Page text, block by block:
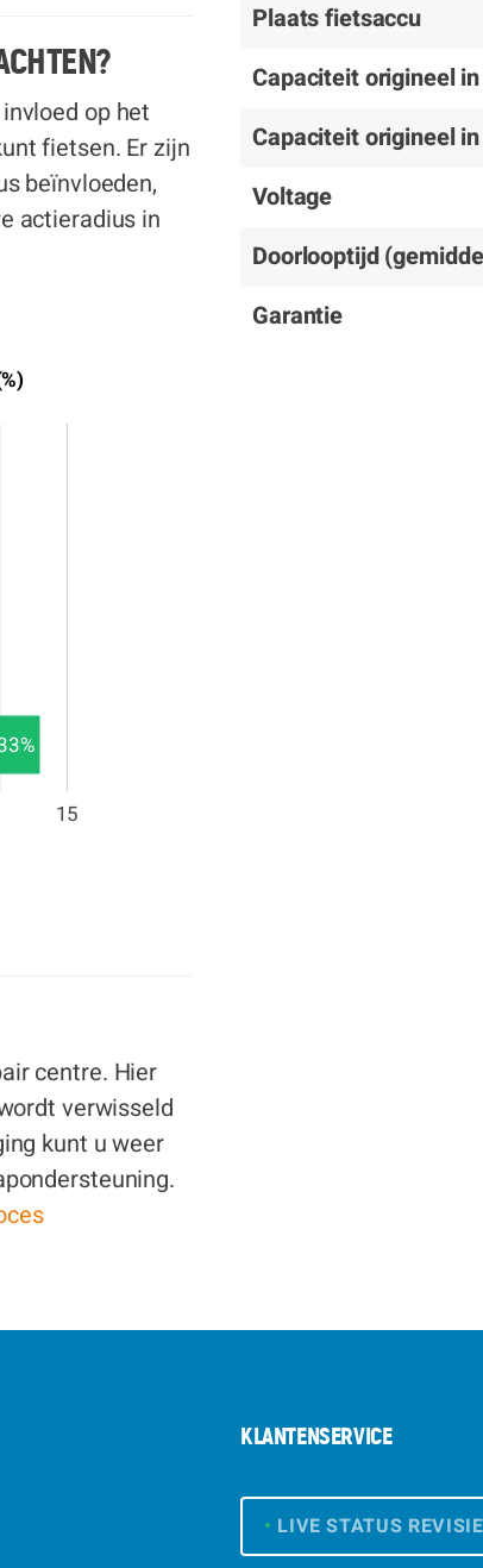
op het
fietsen. Er zijn
beïnvloeden,
actieradius in
15
centre. Hier
verwisseld
kunt u weer
Plaats fietsaccu
Capaciteit origineel
Capaciteit origineel
Voltage
Doorlooptijd
Garantie
KLANTENSERVICE
• LIVE STATUS REVISIE